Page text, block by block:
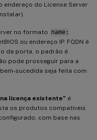
endereço do License Server
no formato name:
ou endereço IP. FQDN é
da porta, o padrão é
pode prosseguir para a
sucedida seja feita com
licença existente” é
os produtos compatíveis
com base nas